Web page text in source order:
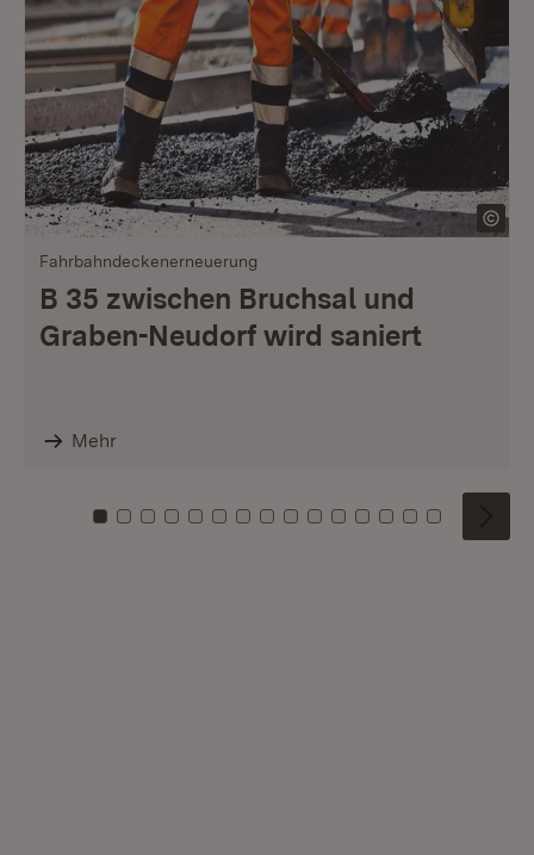
Fahrbahndeckenerneuerung
B 35 zwischen Bruchsal und
Graben-Neudorf wird saniert
Mehr
Zu Kachel: 0
Zu Kachel: 1
Zu Kachel: 2
Zu Kachel: 3
Zu Kachel: 4
Zu Kachel: 5
Zu Kachel: 6
Zu Kachel: 7
Zu Kachel: 8
Zu Kachel: 9
Zu Kachel: 10
Zu Kachel: 11
Zu Kachel: 12
Zu Kachel:
Zu